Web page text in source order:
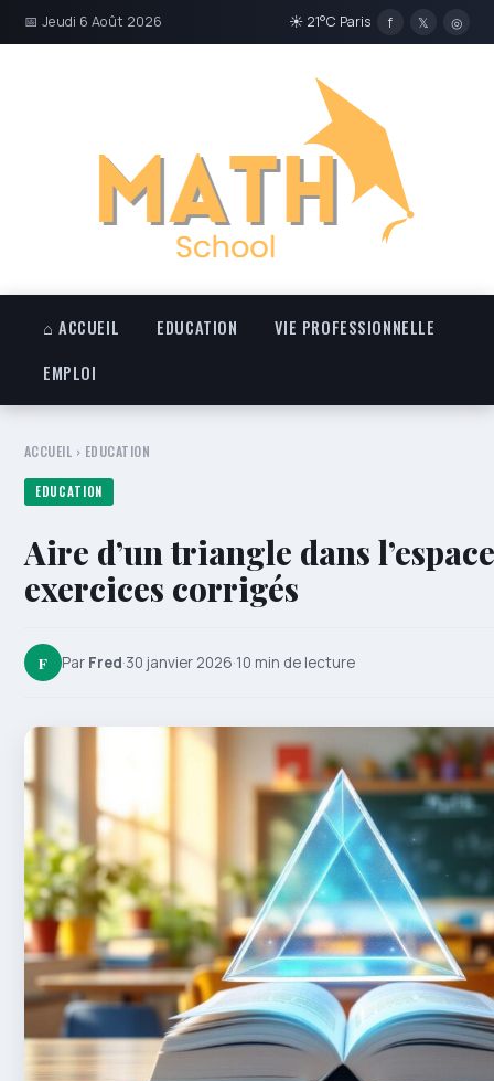
📅 Jeudi 6 Août 2026 ☀ 21°C Paris f 𝕏 ◎
⌂ ACCUEIL EDUCATION
VIE PROFESSIONNELLE
EMPLOI
ACCUEIL › EDUCATION
EDUCATION
Aire d’un triangle dans
exercices corrigés
F Par Fred·30 janvier 2026·10 min de lecture